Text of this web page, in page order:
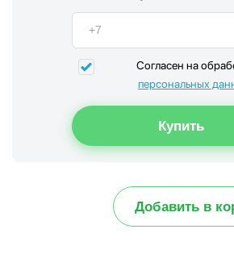
Согласен на
персональных
Добавить в